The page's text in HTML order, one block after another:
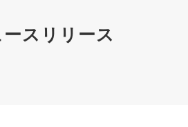
スリリース